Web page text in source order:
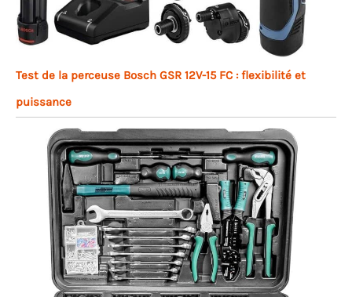
Test de la perceuse Bosch GSR 12V-15 FC : flexibilité et
puissance